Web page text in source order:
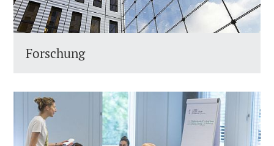
Forschung